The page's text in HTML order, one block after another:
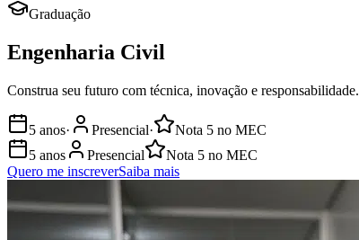
Graduação
Engenharia Civil
Construa seu futuro com técnica, inovação e responsabilidade.
5 anos· Presencial· Nota 5 no MEC
5 anos
Presencial Nota 5 no MEC
Quero me inscreverSaiba mais